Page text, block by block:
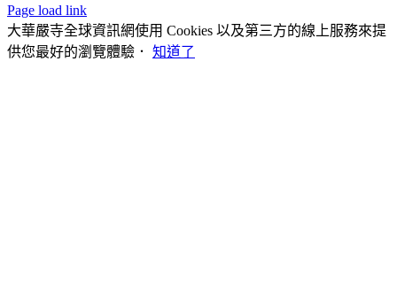
Page load link
大華嚴寺全球資訊網使用 Cookies 以及第三方的線上服務來提
供您最好的瀏覽體驗． 知道了